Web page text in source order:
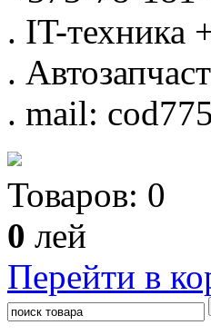
. IT-техника
.
. mail:
Товаров: 0
0 лей
Перейти в